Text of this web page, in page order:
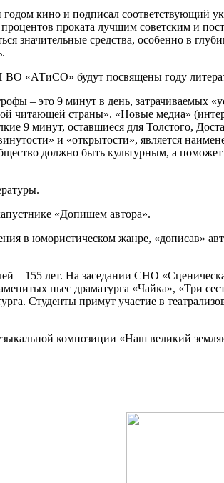
кино и подписал соответствующий
проката лучшим советским и
значительные средства, особенно в
ВО «АТиСО» будут посвящены году
– это 9 минут в день, затрачиваемых
читающей страны». «Новые медиа»
9 минут, оставшиеся для Толстого,
и «открытости», является
должно быть культурным, а
«Допишем автора».
в юмористическом жанре, «дописав»
– 155 лет. На заседании СНО
пьес драматурга «Чайка», «Три
Студенты примут участие в
композиции «Наш великий